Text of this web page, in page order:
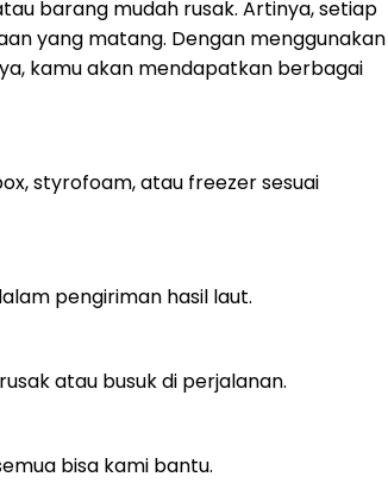
barang mudah rusak. Artinya, setiap
yang matang. Dengan menggunakan
kamu akan mendapatkan berbagai
styrofoam, atau freezer sesuai
pengiriman hasil laut.
atau busuk di perjalanan.
bisa kami bantu.